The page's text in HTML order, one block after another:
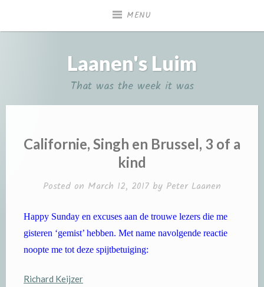
MENU
Laanen's Luim
That was the week it was
Californie, Singh en Brussel, 3 of a
kind
Posted on March 12, 2017 by Peter Laanen
Happy Sunday en excuses aan de trouwe lezers die me
gisteren ‘gemist’ hebben. Met name navolgende reactie
noopte me tot deze spijtbetuiging:
Richard Keijzer